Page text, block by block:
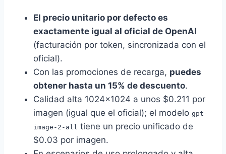
El precio unitario por defecto es
exactamente igual al oficial de OpenAI
(facturación por token, sincronizada con el
oficial).
Con las promociones de recarga, puedes
obtener hasta un 15% de descuento.
Calidad alta 1024×1024 a unos $0.211 por
imagen (igual que el oficial); el modelo gpt-
image-2-all tiene un precio unificado de
$0.03 por imagen.